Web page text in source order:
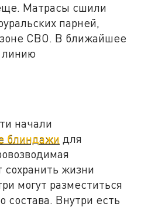
Матрасы сшили
парней,
зоне СВО. В ближайшее
линию
начали
блиндажи для
сохранить жизни
могут разместиться
состава. Внутри есть